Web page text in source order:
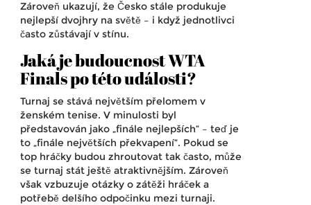
Zároveň ukazují, že Česko stále produkuje
nejlepší dvojhry na světě – i když jednotlivci
často zůstávají v stínu.
Jaká je budoucnost WTA
Finals po této události?
Turnaj se stává největším přelomem v
ženském tenise. V minulosti byl
představován jako „finále nejlepších“ – teď je
to „finále největších překvapení“. Pokud se
top hráčky budou zhroutovat tak často, může
se turnaj stát ještě atraktivnějším. Zároveň
však vzbuzuje otázky o zátěži hráček a
potřebě delšího odpočinku mezi turnaji.